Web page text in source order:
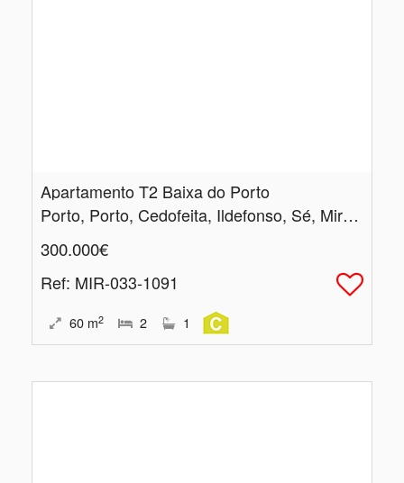
Apartamento T2 Baixa do Porto
Porto, Porto, Cedofeita, Ildefonso, Sé, Miragaia, Nicolau, Vitória
300.000€
Ref: MIR-033-1091
60 m2 2 1